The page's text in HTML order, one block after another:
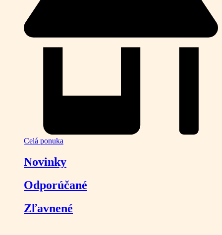
Celá ponuka
Novinky
Odporúčané
Zľavnené